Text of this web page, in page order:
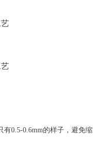
0.5-0.6mm的样子，避免缩